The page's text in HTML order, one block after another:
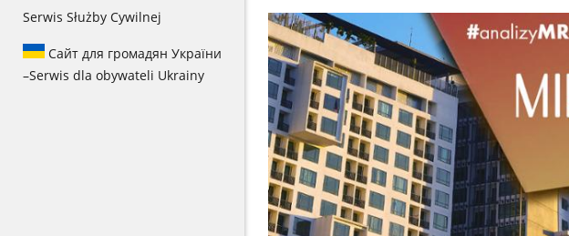
Serwis Służby Cywilnej
Сайт для громадян України
–Serwis dla obywateli Ukrainy